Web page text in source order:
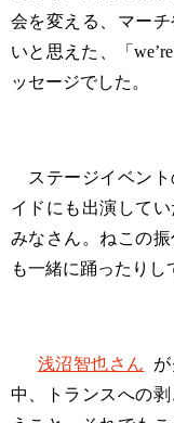
会を変える、マー
いと思えた、「
ッセージでした。
ステージイベント
イドにも出演して
みなさん。ねこの
も一緒に踊ったりし
浅沼智也さん
中、トランスへの